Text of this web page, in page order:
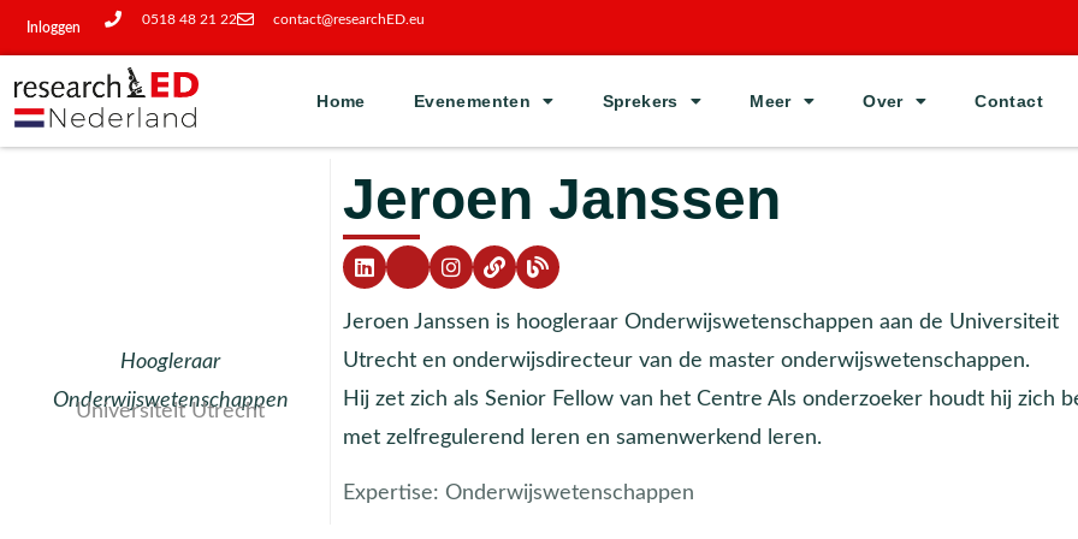
Inloggen
0518 48 21 22 contact@researchED.eu
Home Evenementen Sprekers Meer Over Contact
Hoogleraar
Onderwijswetenschappen
Universiteit Utrecht
Jeroen Janssen
Jeroen Janssen is hoogleraar Onderwijswetenschappen aan de Universiteit
Utrecht en onderwijsdirecteur van de master onderwijswetenschappen.
Hij zet zich als Senior Fellow van het Centre Als onderzoeker houdt hij zich
met zelfregulerend leren en samenwerkend leren.
Expertise: Onderwijswetenschappen